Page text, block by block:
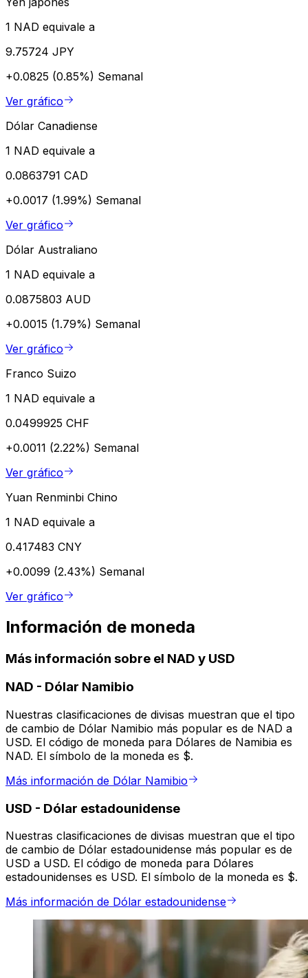
1 NAD equivale a
9.75724 JPY
+0.0825 (0.85%) Semanal
Ver gráfico
Dólar Canadiense
1 NAD equivale a
0.0863791 CAD
+0.0017 (1.99%) Semanal
Ver gráfico
Dólar Australiano
1 NAD equivale a
0.0875803 AUD
+0.0015 (1.79%) Semanal
Ver gráfico
Franco Suizo
1 NAD equivale a
0.0499925 CHF
+0.0011 (2.22%) Semanal
Ver gráfico
Yuan Renminbi Chino
1 NAD equivale a
0.417483 CNY
+0.0099 (2.43%) Semanal
Ver gráfico
Información de moneda
Más información sobre el NAD y USD
NAD - Dólar Namibio
Nuestras clasificaciones de divisas muestran que el tipo
de cambio de Dólar Namibio más popular es de NAD a
USD. El código de moneda para Dólares de Namibia es
NAD. El símbolo de la moneda es $.
Más información de Dólar Namibio
USD - Dólar estadounidense
Nuestras clasificaciones de divisas muestran que el tipo
de cambio de Dólar estadounidense más popular es de
USD a USD. El código de moneda para Dólares
estadounidenses es USD. El símbolo de la moneda es $.
Más información de Dólar estadounidense